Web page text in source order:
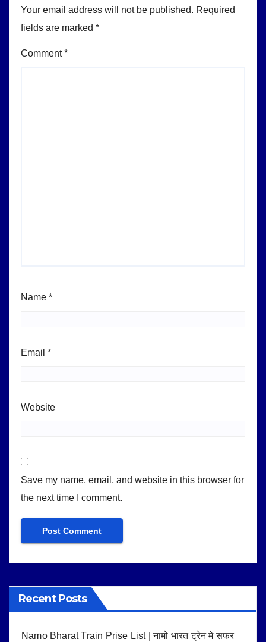
Your email address will not be published. Required
fields are marked *
Comment*
Name *
Email *
Website
Save my name, email, and website in this browser for
the next time I comment.
Recent Posts
Namo Bharat Train Prise List | नामो भारत ट्रेन मे सफर